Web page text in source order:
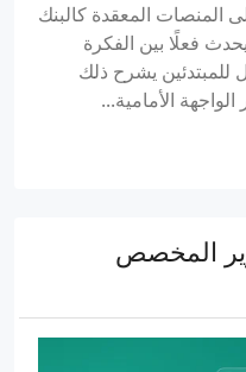
المنصات المعقدة كالبنك
فعلًا بين الفكرة
للمبتدئين يشرح ذلك
الأمامية...
المخصص